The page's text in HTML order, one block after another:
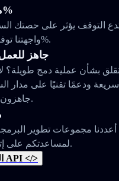
معدل تشغيل 99.9%
تدع التوقف يؤثر على حصتك
واجهتنا توفر معدل تشغيل 99.9%.
جاهز للعمل خلال
بشأن عملية دمج طويلة؟ لا
سريعة ودعمًا تقنيًا على مدار
جاهزون خلال أقل من 3 أيام.
أعددنا مجموعات تطوير
لمساعدتكم على إتمام التكامل بسرعة.
الحصول على مفتاح API </>